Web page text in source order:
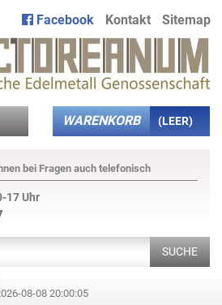
Facebook Kontakt Sitemap
WARENKORB (LEER)
bei Fragen auch telefonisch
17 Uhr
SUCHE
08-08 20:00:05